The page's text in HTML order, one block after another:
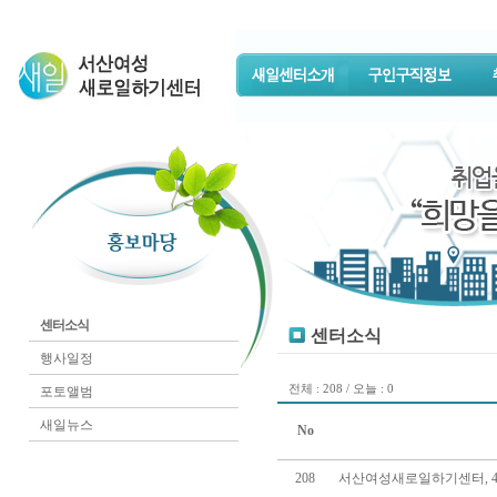
센터소식
행사일정
포토앨범
새일뉴스
센터소식
전체 : 208 / 오늘 : 0
No
208 서산여성새로일하기센터,